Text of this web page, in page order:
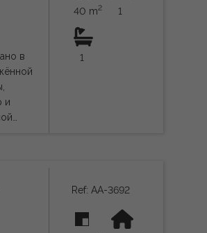
в
40 m2 1
1
Ref: AA-3692